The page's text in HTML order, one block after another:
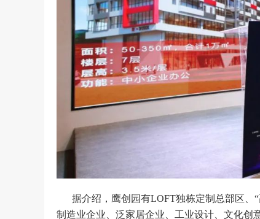
据介绍，鹰创园有LOFT独栋定制总部区、
制造业企业、泛家居企业、工业设计、文化创